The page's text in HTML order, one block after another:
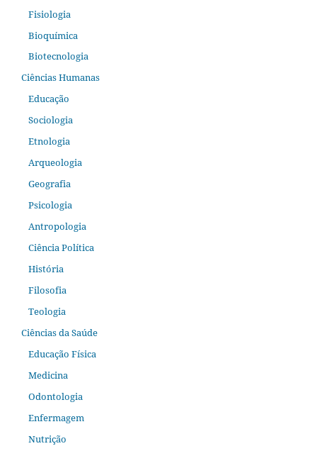
Fisiologia
Bioquímica
Biotecnologia
Ciências Humanas
Educação
Sociologia
Etnologia
Arqueologia
Geografia
Psicologia
Antropologia
Ciência Política
História
Filosofia
Teologia
Ciências da Saúde
Educação Física
Medicina
Odontologia
Enfermagem
Nutrição